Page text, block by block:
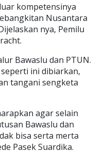
kompetensinya
Nusantara
nya, Pemilu
Bawaslu dan PTUN.
ini dibiarkan,
tangani sengketa
agar selain
Bawaslu dan
bisa serta merta
Pasek Suardika.